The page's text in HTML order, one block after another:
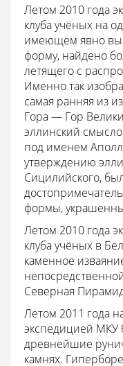
Летом 2010 года
клуба учёных на
имеющем явно
форму, найдено
летящего с
Именно так
самая ранняя из
Гора — Гор
эллинский
под именем
утверждению
Сицилийского,
формы,
Летом 2010 года
клуба учёных в
каменное
Северная
Летом 2011 года
экспедицией МКУ
древнейшие
камнях.